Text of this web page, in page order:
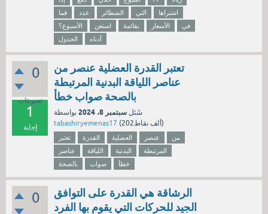
فما
عدد الشطائر التي
اشتراها
الأسبوع؟
استعن بقائمة الأسعار
في
الجدول
أدناه
0
تصويتات
1
إجابة
تعتبر القدرة العضلية عنصر من
عناصر اللياقة البدنية المرتبطة
بالصحة صواب خطأ
سُئل سبتمبر 8، 2024
بواسطة
tabashiryemenas17 ( 202ألفنقاط)
تعتبر القدرة العضلية عنصر
من
عناصر
اللياقة البدنية
المرتبطة
بالصحة
صواب خطأ
0
الرشاقة هي القدرة على التوافق
الجيد للحركات التي يقوم بها الفرد